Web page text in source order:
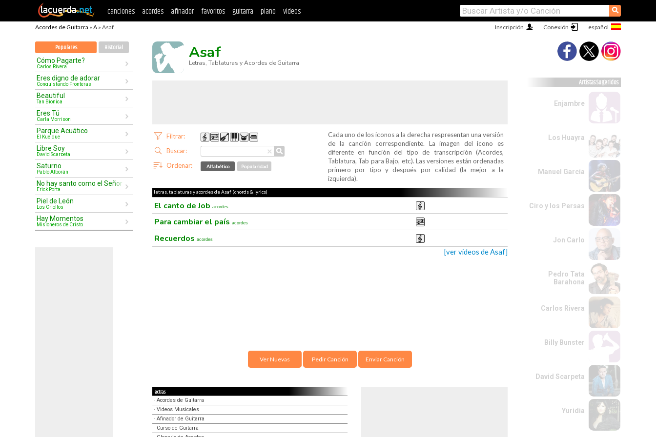
canciones acordes afinador favoritos guitarra piano videos ⚲
Acordes de Guitarra » A » Asaf Conexión
Inscripción
Populares Historial
Cómo Pagarte?
Carlos Rivera
Eres digno de adorar
Conquistando Fronteras
Beautiful
Tan Bionica
Eres Tú
Carla Morrison
Parque Acuático
El Kuelgue
Libre Soy
David Scarpeta
Saturno
Pablo Alborán
No hay santo como el Señor
Erick Porta
Piel de León
Los Criollos
Hay Momentos
Misioneros de Cristo
Asaf
Letras, Tablaturas y Acordes de Guitarra
Filtrar:
×
Buscar: ⚲
Ordenar: Alfabético Popularidad
Cada uno de los iconos a la derecha respresentan una versión
de la canción correspondiente. La imagen del icono es
diferente en función del tipo de transcripción (Acordes,
Tablatura, Tab para Bajo, etc). Las versiones están ordenadas
primero por tipo y después por calidad (la mejor a la
izquierda).
letras, tablaturas y acordes de Asaf (chords & lyrics)
El canto de Job acordes
Para cambiar el país acordes
Recuerdos acordes
[ver videos de Asaf]
Ver Nuevas Pedir Canción Enviar Canción
extras
· Acordes de Guitarra
· Videos Musicales
· Afinador de Guitarra
· Curso de Guitarra
Artistas Sugeridos
Enjambre
Los Huayra
Manuel García
Ciro y los Persas
Jon Carlo
Pedro Tata
Barahona
Carlos Rivera
Billy Bunster
David Scarpeta
Yuridia